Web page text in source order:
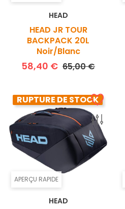
HEAD
HEAD JR TOUR
BACKPACK 20L
Noir/Blanc
58,40 € Prix de base
65,00 €Prix
APERÇU RAPIDE
RUPTURE DE STOCK
HEAD